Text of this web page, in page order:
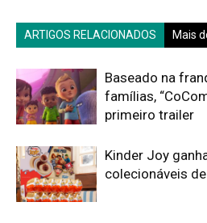
ARTIGOS RELACIONADOS Mais
Baseado na
famílias,
primeiro trailer
Kinder Joy
colecionáveis